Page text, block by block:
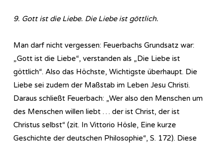
9. Gott ist die Liebe. Die Liebe ist göttlich.
Man darf nicht vergessen: Feuerbachs Grundsatz war:
„Gott ist die Liebe“, verstanden als „Die Liebe ist
göttlich“. Also das Höchste, Wichtigste überhaupt. Die
Liebe sei zudem der Maßstab im Leben Jesu Christi.
Daraus schließt Feuerbach: „Wer also den Menschen um
des Menschen willen liebt … der ist Christ, der ist
Christus selbst“ (zit. In Vittorio Hösle, Eine kurze
Geschichte der deutschen Philosophie“, S. 172). Diese